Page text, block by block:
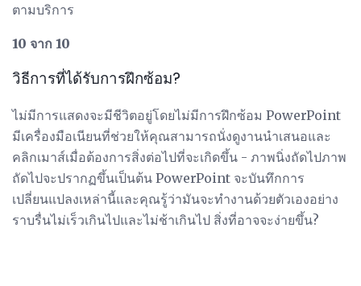
ตามบริการ
10 จาก 10
วิธีการที่ได้รับการฝึกซ้อม?
ไม่มีการแสดงจะมีชีวิตอยู่โดยไม่มีการฝึกซ้อม PowerPoint
มีเครื่องมือเนียนที่ช่วยให้คุณสามารถนั่งดูงานนำเสนอและ
คลิกเมาส์เมื่อต้องการสิ่งต่อไปที่จะเกิดขึ้น - ภาพนิ่งถัดไปภาพ
ถัดไปจะปรากฏขึ้นเป็นต้น PowerPoint จะบันทึกการ
เปลี่ยนแปลงเหล่านี้และคุณรู้ว่ามันจะทำงานด้วยตัวเองอย่าง
ราบรื่นไม่เร็วเกินไปและไม่ช้าเกินไป สิ่งที่อาจจะง่ายขึ้น?